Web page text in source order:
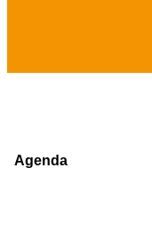
Agenda